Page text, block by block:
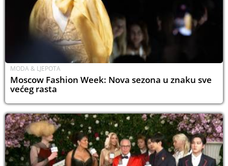
MODA & LJEPOTA
Moscow Fashion Week: Nova sezona u znaku sve
većeg rasta